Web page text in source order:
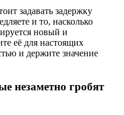
задавать задержку
и то, насколько
новый и
её для настоящих
и держите значение
незаметно гробят